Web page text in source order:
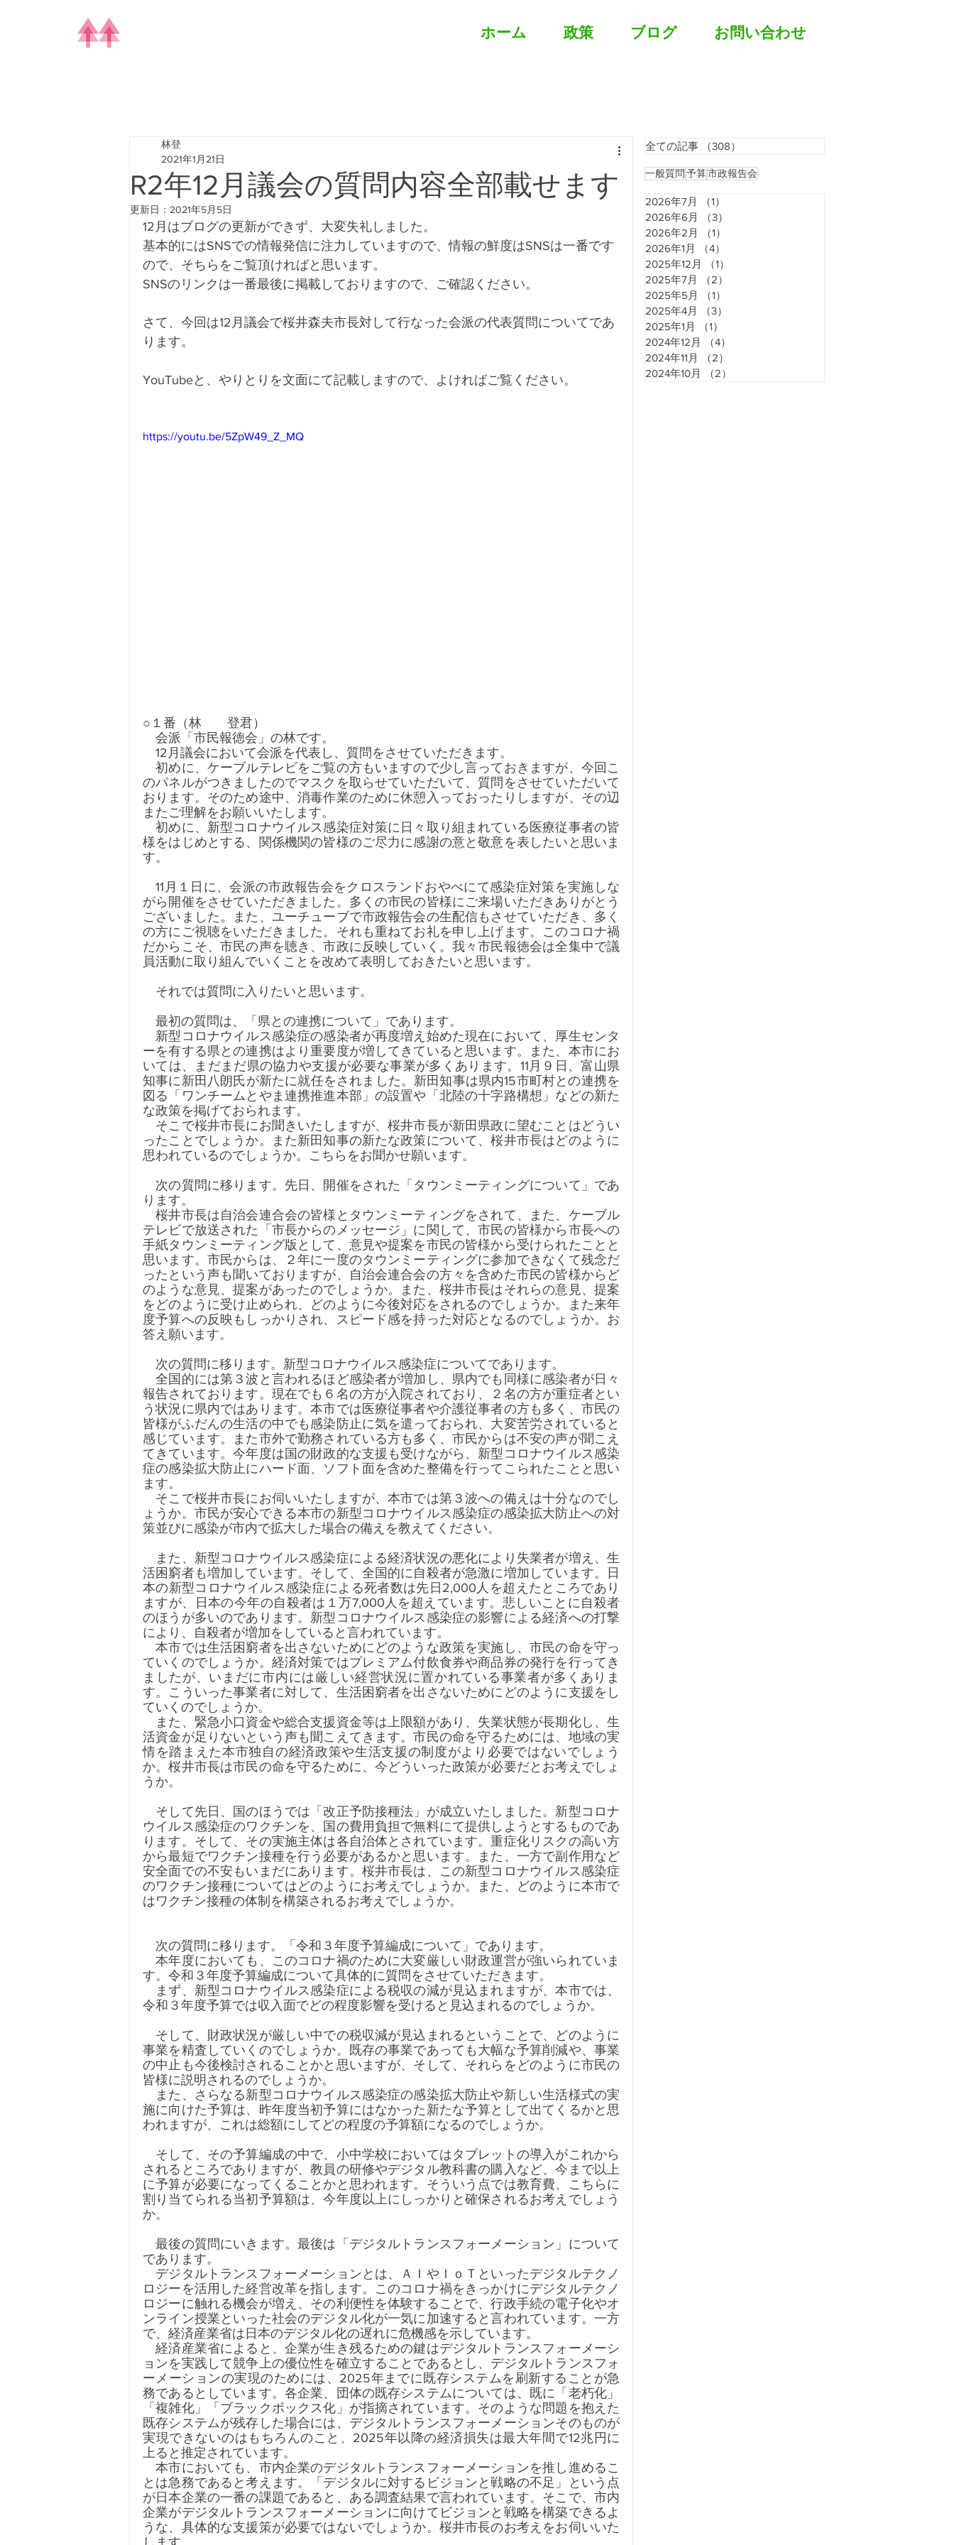
ホーム 政策 ブログ お問い合わせ
R2年12月議会の質問内容全部載せます
林登
2021年1月21日
更新日： 2021年5月5日
12月はブログの更新ができず、大変失礼しました。
基本的にはSNSでの情報発信に注力していますので、情報の鮮度はSNSは一番です
ので、そちらをご覧頂ければと思います。
SNSのリンクは一番最後に掲載しておりますので、ご確認ください。
さて、今回は12月議会で桜井森夫市長対して行なった会派の代表質問についてであ
ります。
YouTubeと、やりとりを文面にて記載しますので、よければご覧ください。
https://youtu.be/5ZpW49_Z_MQ
○１番（林　　登君）
会派「市民報徳会」の林です。
12月議会において会派を代表し、質問をさせていただきます。
初めに、ケーブルテレビをご覧の方もいますので少し言っておきますが、今回こ
のパネルがつきましたのでマスクを取らせていただいて、質問をさせていただいて
おります。そのため途中、消毒作業のために休憩入っておったりしますが、その辺
またご理解をお願いいたします。
初めに、新型コロナウイルス感染症対策に日々取り組まれている医療従事者の皆
様をはじめとする、関係機関の皆様のご尽力に感謝の意と敬意を表したいと思いま
す。
11月１日に、会派の市政報告会をクロスランドおやべにて感染症対策を実施しな
がら開催をさせていただきました。多くの市民の皆様にご来場いただきありがとう
ございました。また、ユーチューブで市政報告会の生配信もさせていただき、多く
の方にご視聴をいただきました。それも重ねてお礼を申し上げます。このコロナ禍
だからこそ、市民の声を聴き、市政に反映していく。我々市民報徳会は全集中で議
員活動に取り組んでいくことを改めて表明しておきたいと思います。
それでは質問に入りたいと思います。
最初の質問は、「県との連携について」であります。
新型コロナウイルス感染症の感染者が再度増え始めた現在において、厚生センタ
ーを有する県との連携はより重要度が増してきていると思います。また、本市にお
いては、まだまだ県の協力や支援が必要な事業が多くあります。11月９日、富山県
知事に新田八朗氏が新たに就任をされました。新田知事は県内15市町村との連携を
図る「ワンチームとやま連携推進本部」の設置や「北陸の十字路構想」などの新た
な政策を掲げておられます。
そこで桜井市長にお聞きいたしますが、桜井市長が新田県政に望むことはどうい
ったことでしょうか。また新田知事の新たな政策について、桜井市長はどのように
思われているのでしょうか。こちらをお聞かせ願います。
次の質問に移ります。先日、開催をされた「タウンミーティングについて」であ
ります。
桜井市長は自治会連合会の皆様とタウンミーティングをされて、また、ケーブル
テレビで放送された「市長からのメッセージ」に関して、市民の皆様から市長への
手紙タウンミーティング版として、意見や提案を市民の皆様から受けられたことと
思います。市民からは、２年に一度のタウンミーティングに参加できなくて残念だ
ったという声も聞いておりますが、自治会連合会の方々を含めた市民の皆様からど
のような意見、提案があったのでしょうか。また、桜井市長はそれらの意見、提案
をどのように受け止められ、どのように今後対応をされるのでしょうか。また来年
度予算への反映もしっかりされ、スピード感を持った対応となるのでしょうか。お
答え願います。
次の質問に移ります。新型コロナウイルス感染症についてであります。
全国的には第３波と言われるほど感染者が増加し、県内でも同様に感染者が日々
報告されております。現在でも６名の方が入院されており、２名の方が重症者とい
う状況に県内ではあります。本市では医療従事者や介護従事者の方も多く、市民の
皆様がふだんの生活の中でも感染防止に気を遣っておられ、大変苦労されていると
感じています。また市外で勤務されている方も多く、市民からは不安の声が聞こえ
てきています。今年度は国の財政的な支援も受けながら、新型コロナウイルス感染
症の感染拡大防止にハード面、ソフト面を含めた整備を行ってこられたことと思い
ます。
そこで桜井市長にお伺いいたしますが、本市では第３波への備えは十分なのでし
ょうか。市民が安心できる本市の新型コロナウイルス感染症の感染拡大防止への対
策並びに感染が市内で拡大した場合の備えを教えてください。
また、新型コロナウイルス感染症による経済状況の悪化により失業者が増え、生
活困窮者も増加しています。そして、全国的に自殺者が急激に増加しています。日
本の新型コロナウイルス感染症による死者数は先日2,000人を超えたところであり
ますが、日本の今年の自殺者は１万7,000人を超えています。悲しいことに自殺者
のほうが多いのであります。新型コロナウイルス感染症の影響による経済への打撃
により、自殺者が増加をしていると言われています。
本市では生活困窮者を出さないためにどのような政策を実施し、市民の命を守っ
ていくのでしょうか。経済対策ではプレミアム付飲食券や商品券の発行を行ってき
ましたが、いまだに市内には厳しい経営状況に置かれている事業者が多くありま
す。こういった事業者に対して、生活困窮者を出さないためにどのように支援をし
ていくのでしょうか。
また、緊急小口資金や総合支援資金等は上限額があり、失業状態が長期化し、生
活資金が足りないという声も聞こえてきます。市民の命を守るためには、地域の実
情を踏まえた本市独自の経済政策や生活支援の制度がより必要ではないでしょう
か。桜井市長は市民の命を守るために、今どういった政策が必要だとお考えでしょ
うか。
そして先日、国のほうでは「改正予防接種法」が成立いたしました。新型コロナ
ウイルス感染症のワクチンを、国の費用負担で無料にて提供しようとするものであ
ります。そして、その実施主体は各自治体とされています。重症化リスクの高い方
から最短でワクチン接種を行う必要があるかと思います。また、一方で副作用など
安全面での不安もいまだにあります。桜井市長は、この新型コロナウイルス感染症
のワクチン接種についてはどのようにお考えでしょうか。また、どのように本市で
はワクチン接種の体制を構築されるお考えでしょうか。
次の質問に移ります。「令和３年度予算編成について」であります。
本年度においても、このコロナ禍のために大変厳しい財政運営が強いられていま
す。令和３年度予算編成について具体的に質問をさせていただきます。
まず、新型コロナウイルス感染症による税収の減が見込まれますが、本市では、
令和３年度予算では収入面でどの程度影響を受けると見込まれるのでしょうか。
そして、財政状況が厳しい中での税収減が見込まれるということで、どのように
事業を精査していくのでしょうか。既存の事業であっても大幅な予算削減や、事業
の中止も今後検討されることかと思いますが、そして、それらをどのように市民の
皆様に説明されるのでしょうか。
また、さらなる新型コロナウイルス感染症の感染拡大防止や新しい生活様式の実
施に向けた予算は、昨年度当初予算にはなかった新たな予算として出てくるかと思
われますが、これは総額にしてどの程度の予算額になるのでしょうか。
そして、その予算編成の中で、小中学校においてはタブレットの導入がこれから
されるところでありますが、教員の研修やデジタル教科書の購入など、今まで以上
に予算が必要になってくることかと思われます。そういう点では教育費、こちらに
割り当てられる当初予算額は、今年度以上にしっかりと確保されるお考えでしょう
か。
最後の質問にいきます。最後は「デジタルトランスフォーメーション」について
であります。
デジタルトランスフォーメーションとは、ＡＩやＩｏＴといったデジタルテクノ
ロジーを活用した経営改革を指します。このコロナ禍をきっかけにデジタルテクノ
ロジーに触れる機会が増え、その利便性を体験することで、行政手続の電子化やオ
ンライン授業といった社会のデジタル化が一気に加速すると言われています。一方
で、経済産業省は日本のデジタル化の遅れに危機感を示しています。
経済産業省によると、企業が生き残るための鍵はデジタルトランスフォーメーシ
ョンを実践して競争上の優位性を確立することであるとし、デジタルトランスフォ
ーメーションの実現のためには、2025年までに既存システムを刷新することが急
務であるとしています。各企業、団体の既存システムについては、既に「老朽化」
「複雑化」「ブラックボックス化」が指摘されています。そのような問題を抱えた
既存システムが残存した場合には、デジタルトランスフォーメーションそのものが
実現できないのはもちろんのこと、2025年以降の経済損失は最大年間で12兆円に
上ると推定されています。
本市においても、市内企業のデジタルトランスフォーメーションを推し進めるこ
とは急務であると考えます。「デジタルに対するビジョンと戦略の不足」という点
が日本企業の一番の課題であると、ある調査結果で言われています。そこで、市内
企業がデジタルトランスフォーメーションに向けてビジョンと戦略を構築できるよ
うな、具体的な支援策が必要ではないでしょうか。桜井市長のお考えをお伺いいた
します。
全ての記事 （308）
一般質問 予算市政報告会
2026年7月 （1）
2026年6月
（3）
2026年2月
（1）
2026年1月
（4）
2025年12月
（1）
2025年7月
（2）
2025年5月
（1）
2025年4月
（3）
2025年1月
（1）
2024年12月
（4）
2024年11月
（2）
2024年10月
（2）